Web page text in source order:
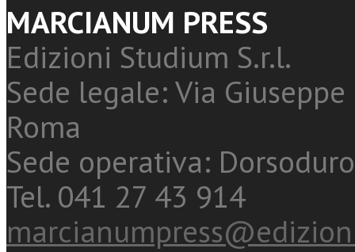
MARCIANUM PRESS
Edizioni Studium S.r.l.
Sede legale: Via
Roma
Sede operativa:
Tel. 041 27 43 914